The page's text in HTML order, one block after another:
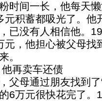
时间一长，他每天
元积蓄都吸光了。他
已没有人相信他。
元，他担心被父母找
。
再卖车还债
母通过朋友找到了
6万元很快花完了。